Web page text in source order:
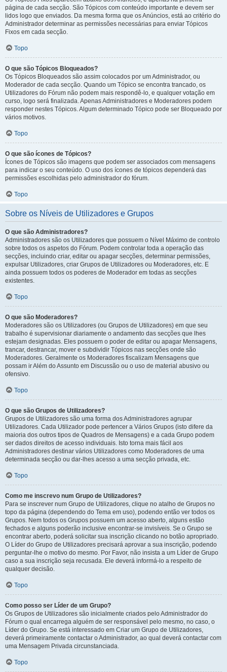
página de cada secção. São Tópicos com conteúdo importante e devem ser
lidos logo que enviados. Da mesma forma que os Anúncios, está ao critério do
Administrador determinar as permissões necessárias para enviar Tópicos
Fixos em cada secção.
Topo
O que são Tópicos Bloqueados?
Os Tópicos Bloqueados são assim colocados por um Administrador, ou
Moderador de cada secção. Quando um Tópico se encontra trancado, os
Utilizadores do Fórum não podem mais respondê-lo, e qualquer votação em
curso, logo será finalizada. Apenas Administradores e Moderadores podem
responder nestes Tópicos. Algum determinado Tópico pode ser Bloqueado por
vários motivos.
Topo
O que são ícones de Tópicos?
Ícones de Tópicos são imagens que podem ser associados com mensagens
para indicar o seu conteúdo. O uso dos ícones de tópicos dependerá das
permissões escolhidas pelo administrador do fórum.
Topo
Sobre os Níveis de Utilizadores e Grupos
O que são Administradores?
Administradores são os Utilizadores que possuem o Nível Máximo de controlo
sobre todos os aspetos do Fórum. Podem controlar toda a operação das
secções, incluindo criar, editar ou apagar secções, determinar permissões,
expulsar Utilizadores, criar Grupos de Utilizadores ou Moderadores, etc. E
ainda possuem todos os poderes de Moderador em todas as secções
existentes.
Topo
O que são Moderadores?
Moderadores são os Utilizadores (ou Grupos de Utilizadores) em que seu
trabalho é supervisionar diariamente o andamento das secções que lhes
estejam designadas. Eles possuem o poder de editar ou apagar Mensagens,
trancar, destrancar, mover e subdividir Tópicos nas secções onde são
Moderadores. Geralmente os Moderadores fiscalizam Mensagens que
possam ir Além do Assunto em Discussão ou o uso de material abusivo ou
ofensivo.
Topo
O que são Grupos de Utilizadores?
Grupos de Utilizadores são uma forma dos Administradores agrupar
Utilizadores. Cada Utilizador pode pertencer a Vários Grupos (isto difere da
maioria dos outros tipos de Quadros de Mensagens) e a cada Grupo podem
ser dados direitos de acesso individuais. Isto torna mais fácil aos
Administradores destinar vários Utilizadores como Moderadores de uma
determinada secção ou dar-lhes acesso a uma secção privada, etc.
Topo
Como me inscrevo num Grupo de Utilizadores?
Para se inscrever num Grupo de Utilizadores, clique no atalho de Grupos no
topo da página (dependendo do Tema em uso), podendo então ver todos os
Grupos. Nem todos os Grupos possuem um acesso aberto, alguns estão
fechados e alguns poderão inclusive encontrar-se invisíveis. Se o Grupo se
encontrar aberto, poderá solicitar sua inscrição clicando no botão apropriado.
O Líder do Grupo de Utilizadores precisará aprovar a sua inscrição, podendo
perguntar-lhe o motivo do mesmo. Por Favor, não insista a um Líder de Grupo
caso a sua inscrição seja recusada. Ele deverá informá-lo a respeito de
qualquer decisão.
Topo
Como posso ser Líder de um Grupo?
Os Grupos de Utilizadores são inicialmente criados pelo Administrador do
Fórum o qual encarrega alguém de ser responsável pelo mesmo, no caso, o
Líder do Grupo. Se está interessado em Criar um Grupo de Utilizadores,
deverá primeiramente contactar o Administrador, ao qual deverá contactar com
uma Mensagem Privada circunstanciada.
Topo